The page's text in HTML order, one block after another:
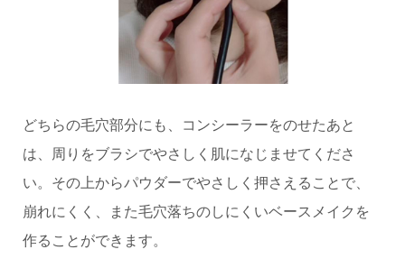
どちらの毛穴部分にも、コンシーラーをのせたあと
は、周りをブラシでやさしく肌になじませてくださ
い。その上からパウダーでやさしく押さえることで、
崩れにくく、また毛穴落ちのしにくいベースメイクを
作ることができます。